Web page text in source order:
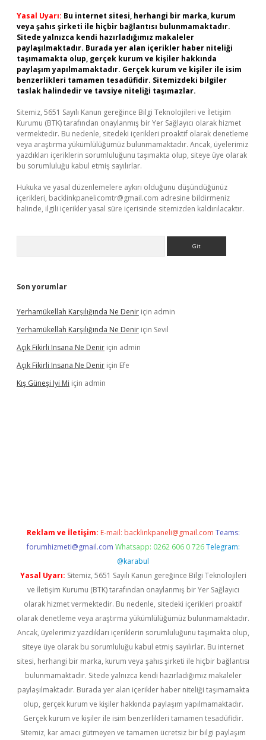
Yasal Uyarı: Bu internet sitesi, herhangi bir marka, kurum
veya şahıs şirketi ile hiçbir bağlantısı bulunmamaktadır.
Sitede yalnızca kendi hazırladığımız makaleler
paylaşılmaktadır. Burada yer alan içerikler haber niteliği
taşımamakta olup, gerçek kurum ve kişiler hakkında
paylaşım yapılmamaktadır. Gerçek kurum ve kişiler ile isim
benzerlikleri tamamen tesadüfidir. Sitemizdeki bilgiler
taslak halindedir ve tavsiye niteliği taşımazlar.
Sitemiz, 5651 Sayılı Kanun gereğince Bilgi Teknolojileri ve İletişim
Kurumu (BTK) tarafından onaylanmış bir Yer Sağlayıcı olarak hizmet
vermektedir. Bu nedenle, sitedeki içerikleri proaktif olarak denetleme
veya araştırma yükümlülüğümüz bulunmamaktadır. Ancak, üyelerimiz
yazdıkları içeriklerin sorumluluğunu taşımakta olup, siteye üye olarak
bu sorumluluğu kabul etmiş sayılırlar.
Hukuka ve yasal düzenlemelere aykırı olduğunu düşündüğünüz
içerikleri, backlinkpanelicomtr@gmail.com adresine bildirmeniz
halinde, ilgili içerikler yasal süre içerisinde sitemizden kaldırılacaktır.
Son yorumlar
Yerhamükellah Karşılığında Ne Denir için admin
Yerhamükellah Karşılığında Ne Denir için Sevil
Açık Fikirli Insana Ne Denir için admin
Açık Fikirli Insana Ne Denir için Efe
Kış Güneşi Iyi Mi için admin
Reklam ve İletişim: E-mail: backlinkpaneli@gmail.com Teams:
forumhizmeti@gmail.com Whatsapp: 0262 606 0 726 Telegram:
@karabul
Yasal Uyarı: Sitemiz, 5651 Sayılı Kanun gereğince Bilgi Teknolojileri
ve İletişim Kurumu (BTK) tarafından onaylanmış bir Yer Sağlayıcı
olarak hizmet vermektedir. Bu nedenle, sitedeki içerikleri proaktif
olarak denetleme veya araştırma yükümlülüğümüz bulunmamaktadır.
Ancak, üyelerimiz yazdıkları içeriklerin sorumluluğunu taşımakta olup,
siteye üye olarak bu sorumluluğu kabul etmiş sayılırlar. Bu internet
sitesi, herhangi bir marka, kurum veya şahıs şirketi ile hiçbir bağlantısı
bulunmamaktadır. Sitede yalnızca kendi hazırladığımız makaleler
paylaşılmaktadır. Burada yer alan içerikler haber niteliği taşımamakta
olup, gerçek kurum ve kişiler hakkında paylaşım yapılmamaktadır.
Gerçek kurum ve kişiler ile isim benzerlikleri tamamen tesadüfidir.
Sitemiz, kar amacı gütmeyen ve tamamen ücretsiz bir bilgi paylaşım